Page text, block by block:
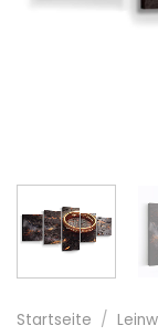
Startseite /